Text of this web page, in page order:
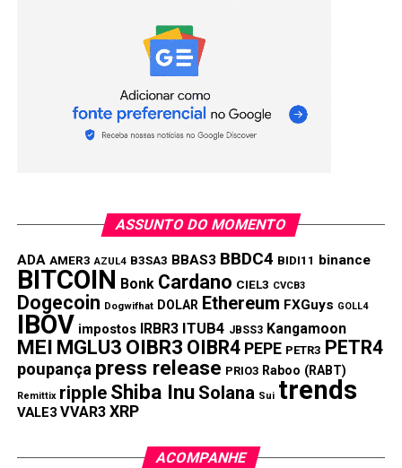
presidente da estatal
ASSUNTO DO MOMENTO
ADA AMER3 AZUL4 B3SA3 BBAS3 BBDC4 BIDI11 binance
BITCOIN Bonk Cardano CIEL3 CVCB3
Dogecoin Dogwifhat DOLAR Ethereum FXGuys GOLL4
IBOV impostos IRBR3 ITUB4 JBSS3 Kangamoon
MEI MGLU3 OIBR3 OIBR4 PEPE PETR3 PETR4
poupança press release PRIO3 Raboo (RABT)
Remittix ripple Shiba Inu Solana Sui trends
VALE3 VVAR3 XRP
ACOMPANHE